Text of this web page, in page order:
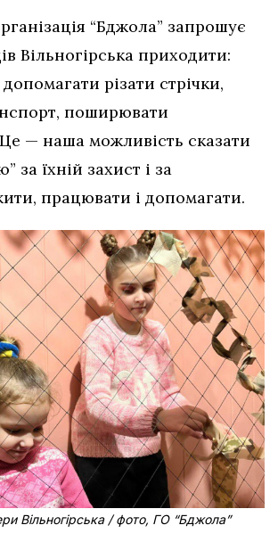
“Бджола” запрошує
Вільногірська приходити:
різати стрічки,
поширювати
— наша можливість сказати
за їхній захист і за
працювати і допомагати.
Вільногірська / фото, ГО “Бджола”